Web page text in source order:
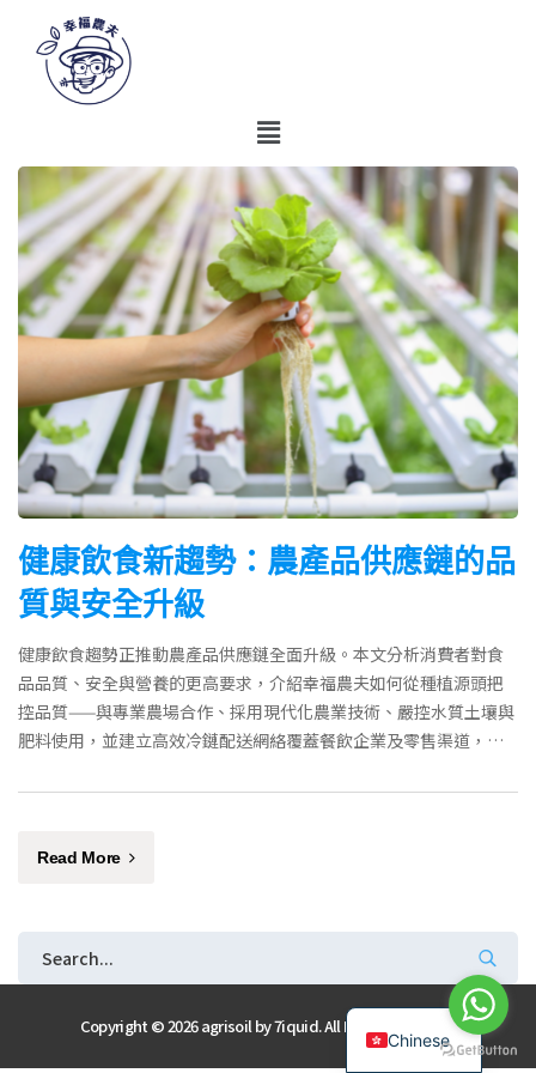
健康飲食新趨勢：農產品供應鏈的品
質與安全升級
健康飲食趨勢正推動農產品供應鏈全面升級。本文分析消費者對食
品品質、安全與營養的更高要求，介紹幸福農夫如何從種植源頭把
控品質——與專業農場合作、採用現代化農業技術、嚴控水質土壤與
肥料使用，並建立高效冷鏈配送網絡覆蓋餐飲企業及零售渠道，確
Read More
Copyright © 2026 agrisoil by7iquid. All Rights Reserved
Chinese